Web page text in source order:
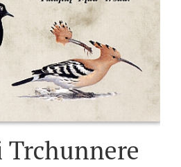
Trchunnere